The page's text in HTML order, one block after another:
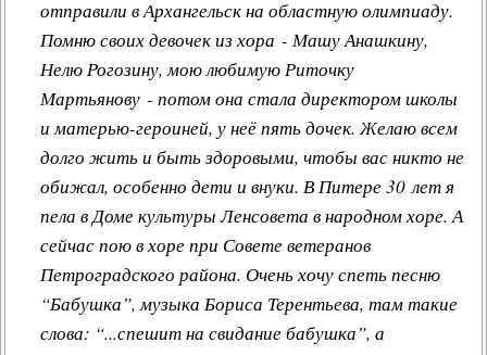
отправили в Архангельск на областную олимпиаду.
Помню своих девочек из хора - Машу Анашкину,
Нелю Рогозину, мою любимую Риточку
Мартьянову - потом она стала директором школы
и матерью-героиней, у неё пять дочек. Желаю всем
долго жить и быть здоровыми, чтобы вас никто не
обижал, особенно дети и внуки. В Питере 30 лет я
пела в Доме культуры Ленсовета в народном хоре. А
сейчас пою в хоре при Совете ветеранов
Петроградского района. Очень хочу спеть песню
“Бабушка”, музыка Бориса Терентьева, там такие
слова: “...спешит на свидание бабушка”, а